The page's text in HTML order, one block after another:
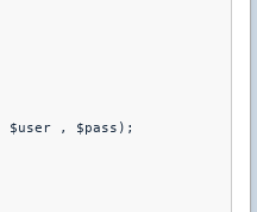
$user , $pass);